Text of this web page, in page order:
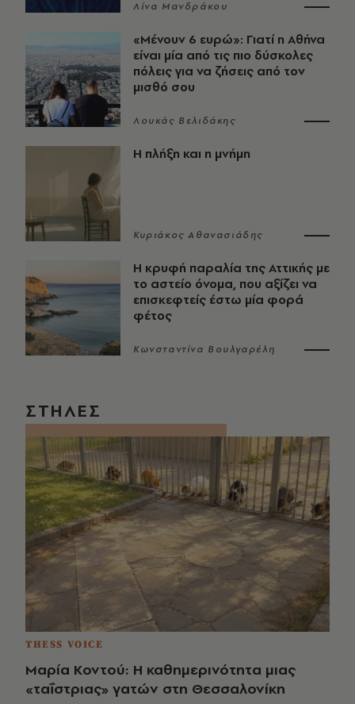
Λίνα Μανδράκου
«Μένουν 6 ευρώ»: Γιατί η Αθήνα
είναι μία από τις πιο δύσκολες
πόλεις για να ζήσεις από τον
μισθό σου
Λουκάς Βελιδάκης
Η πλήξη και η μνήμη
Κυριάκος Αθανασιάδης
Η κρυφή παραλία της Αττικής με
το αστείο όνομα, που αξίζει να
επισκεφτείς έστω μία φορά
φέτος
Κωνσταντίνα Βουλγαρέλη
ΣΤΗΛΕΣ
THESS VOICE
Μαρία Κοντού: Η καθημερινότητα μιας
«ταΐστριας» γατών στη Θεσσαλονίκη